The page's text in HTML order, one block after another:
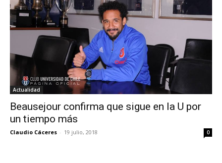
Actualidad
Beausejour confirma que sigue en la U por
un tiempo más
Claudio Cáceres - 19 julio, 2018 0